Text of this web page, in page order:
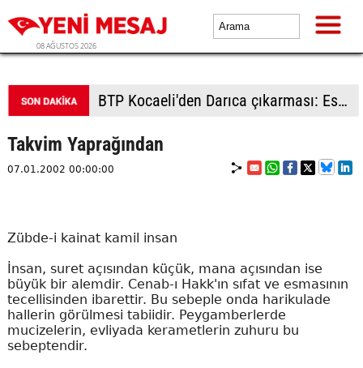
08 AĞUSTOS 2026
BTP Kocaeli'den Darıca çıkarması: Esnaf ve derneklerden yoğun ilgi
Takvim Yaprağından
07.01.2002 00:00:00
Zübde-i kainat kamil insan
İnsan, suret açısından küçük, mana açısından ise
büyük bir alemdir. Cenab-ı Hakk'ın sıfat ve esmasının
tecellisinden ibarettir. Bu sebeple onda harikulade
hallerin görülmesi tabiidir. Peygamberlerde
mucizelerin, evliyada kerametlerin zuhuru bu
sebeptendir.